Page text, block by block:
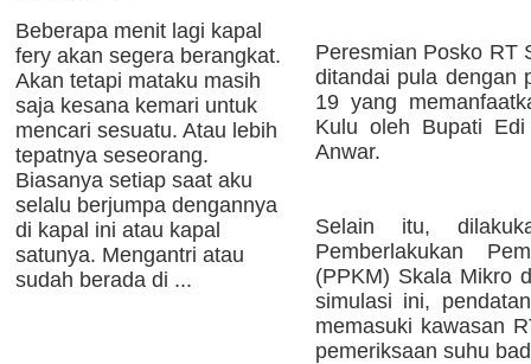
Beberapa menit lagi kapal
fery akan segera berangkat.
Akan tetapi mataku masih
saja kesana kemari untuk
mencari sesuatu. Atau lebih
tepatnya seseorang.
Biasanya setiap saat aku
selalu berjumpa dengannya
di kapal ini atau kapal
satunya. Mengantri atau
sudah berada di ...
Peresmian Posko RT
ditandai pula dengan
19 yang
Kulu oleh Bupati
Anwar.
Selain itu,
Pemberlakukan
(PPKM) Skala Mikro
simulasi ini,
memasuki kawasan
pemeriksaan suhu